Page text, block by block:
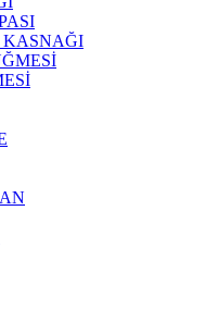
KASNAĞI